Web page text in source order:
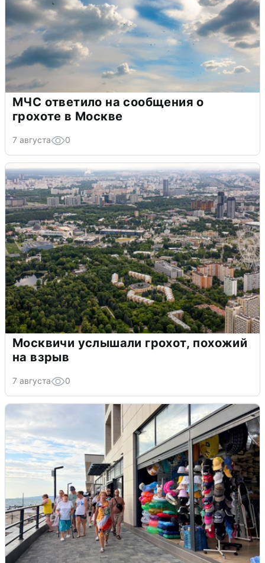
МЧС ответило на сообщения о
грохоте в Москве
7 августа 0
Москвичи услышали грохот, похожий
на взрыв
7 августа 0